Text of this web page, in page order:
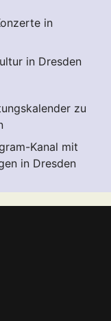
in
in Dresden
zu
Kanal mit
in Dresden